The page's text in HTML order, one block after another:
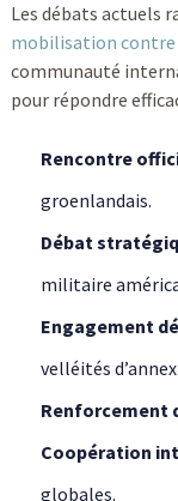
Les débats actuels
mobilisation contre
communauté
pour répondre
Rencontre
groenlandais.
Débat
militaire
Engagement
velléités
Renforcement
Coopération
globales.